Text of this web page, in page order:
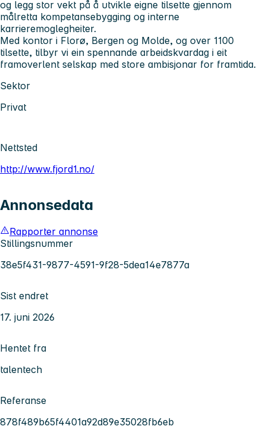
og legg stor vekt på å utvikle eigne tilsette gjennom
målretta kompetansebygging og interne
karrieremoglegheiter.
Med kontor i Florø, Bergen og Molde, og over 1100
tilsette, tilbyr vi ein spennande arbeidskvardag i eit
framoverlent selskap med store ambisjonar for framtida.
Sektor
Privat
Nettsted
http://www.fjord1.no/
Annonsedata
Rapporter annonse
Stillingsnummer
38e5f431-9877-4591-9f28-5dea14e7877a
Sist endret
17. juni 2026
Hentet fra
talentech
Referanse
878f489b65f4401a92d89e35028fb6eb